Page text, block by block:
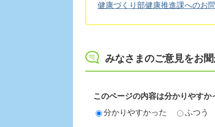
健康づくり部健康推進課へのお
みなさまのご意見をお
このページの内容は分かりやすか
分かりやすかった
ふつう